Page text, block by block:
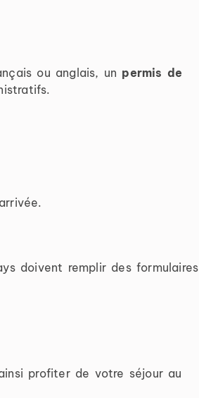
ou anglais, un permis de
doivent remplir des formulaires
profiter de votre séjour au